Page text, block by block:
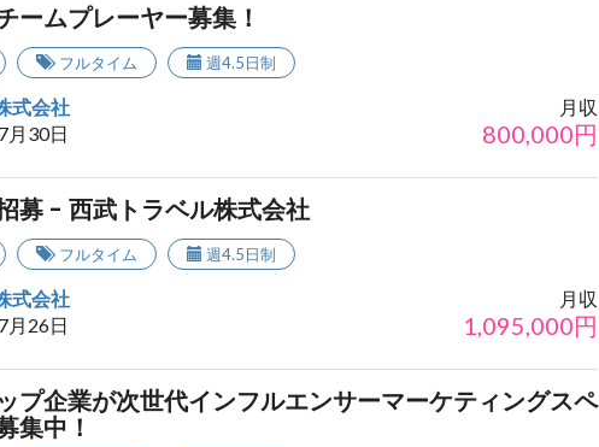
ームプレーヤー募集！
フルタイム 週4.5日制
式会社
30日
月収
800,000円
募 - 西武トラベル株式会社
フルタイム 週4.5日制
式会社
26日
月収
1,095,000円
プ企業が次世代インフルエンサーマーケティングスペ
集中！